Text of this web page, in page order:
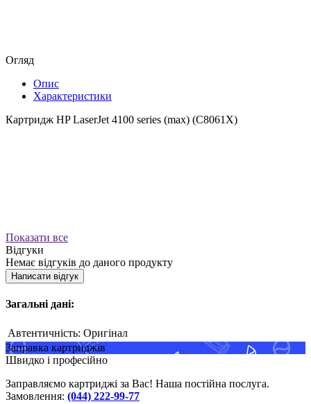
Огляд
Опис
Характеристики
Картридж HP LaserJet 4100 series (max) (C8061X)
Показати все
Відгуки
Немає відгуків до даного продукту
Написати відгук
Загальні дані:
Автентичність: Оригінал
Заправка картриджів
Швидко і професійно
Заправляємо картриджі за Вас! Наша постійна послуга.
Замовлення: (044) 222-99-77